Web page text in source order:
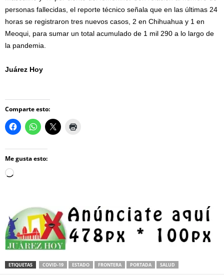
personas fallecidas, el reporte técnico señala que en las últimas 24
horas se registraron tres nuevos casos, 2 en Chihuahua y 1 en
Meoqui, para sumar un total acumulado de 1 mil 290 a lo largo de
la pandemia.
Juárez Hoy
Comparte esto:
Me gusta esto:
Loading…
ETIQUETAS COVID-19 ESTADO FRONTERA PORTADA SALUD